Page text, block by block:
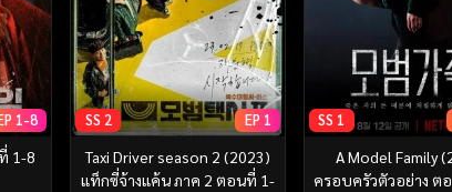
1-8
1-8
SS 2 EP 1
Taxi Driver season 2 (2023)
แท็กซี่จ้างแค้น ภาค 2 ตอนที่ 1-
SS 1
A Model Family
ครอบครัวตัวอย่าง ต